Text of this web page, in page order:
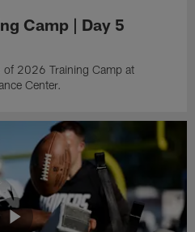
Camp | Day 5
2026 Training Camp at
Center.